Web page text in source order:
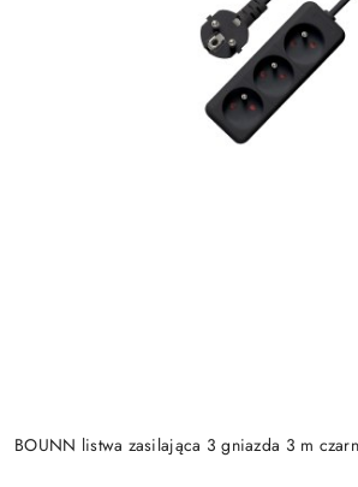
BOUNN listwa zasilająca 3 gniazda 3 m